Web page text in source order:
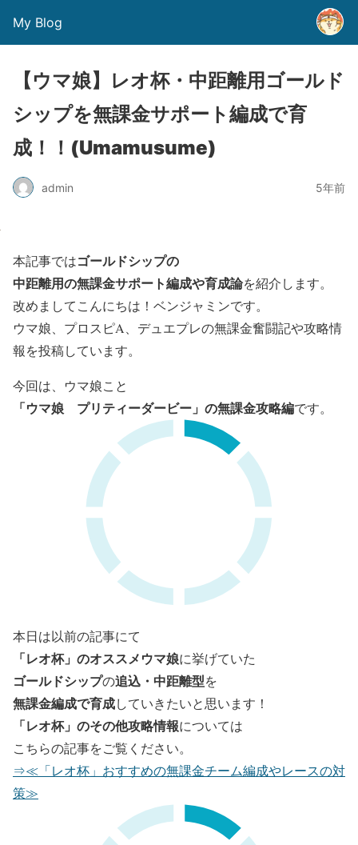
My Blog
【ウマ娘】レオ杯・中距離用ゴールド
シップを無課金サポート編成で育
成！！(Umamusume)
admin 5年前
本記事ではゴールドシップの
中距離用の無課金サポート編成や育成論を紹介します。
改めましてこんにちは！ベンジャミンです。
ウマ娘、プロスピA、デュエプレの無課金奮闘記や攻略情
報を投稿しています。
今回は、ウマ娘こと
「ウマ娘 プリティーダービー」の無課金攻略編です。
本日は以前の記事にて
「レオ杯」のオススメウマ娘に挙げていた
ゴールドシップの追込・中距離型を
無課金編成で育成していきたいと思います！
「レオ杯」のその他攻略情報については
こちらの記事をご覧ください。
⇒≪「レオ杯」おすすめの無課金チーム編成やレースの対
策≫